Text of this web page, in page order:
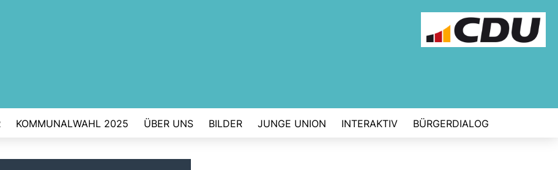
KOMMUNALWAHL 2025 ÜBER UNS BILDER JUNGE UNION INTERAKTIV BÜRGERDIALOG